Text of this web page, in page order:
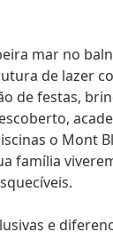
mar no
de lazer
de festas,
o Mont
família
e